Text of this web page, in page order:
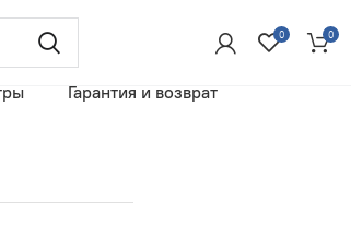
0 0
Гарантия и возврат